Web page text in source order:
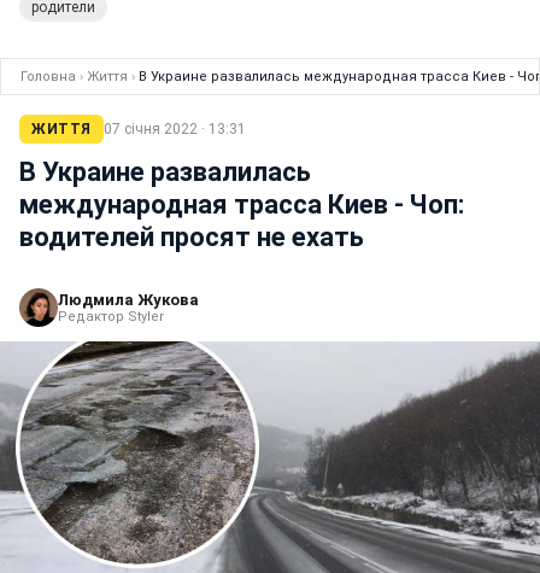
родители
Головна › Життя › В Украине развалилась международная трасса Киев -
ЖИТТЯ 07 січня 2022 · 13:31
В Украине развалилась
международная трасса Киев - Чоп:
водителей просят не ехать
Людмила Жукова
Редактор Styler